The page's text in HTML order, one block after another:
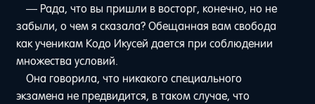
— Рада, что вы пришли в восторг, конечно, но не
забыли, о чем я сказала? Обещанная вам свобода
как ученикам Кодо Икусей дается при соблюдении
множества условий.
Она говорила, что никакого специального
экзамена не предвидится, в таком случае, что